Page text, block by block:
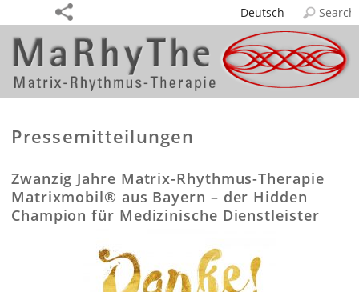
Deutsch
Pressemitteilungen
Zwanzig Jahre Matrix-Rhythmus-Therapie
Matrixmobil® aus Bayern – der Hidden
Champion für Medizinische Dienstleister